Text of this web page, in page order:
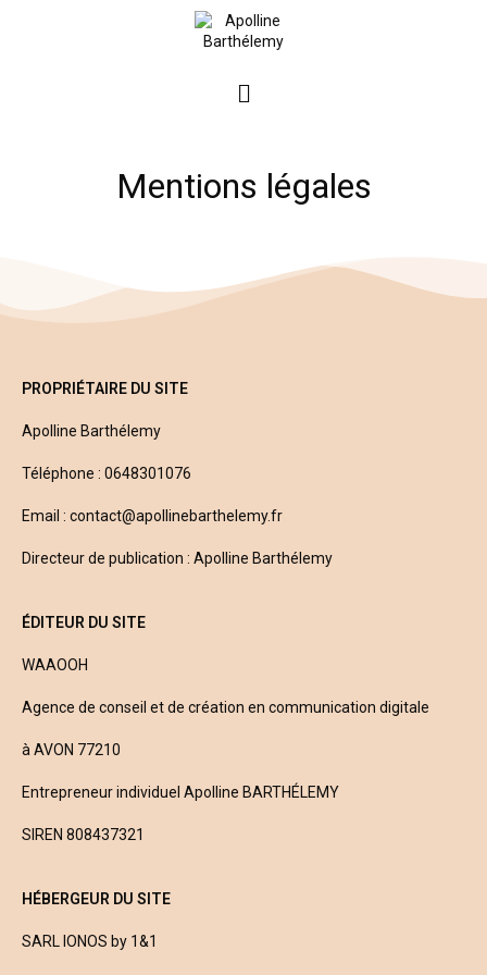
Mentions légales
PROPRIÉTAIRE DU SITE
Apolline Barthélemy
Téléphone : 0648301076
Email : contact@apollinebarthelemy.fr
Directeur de publication : Apolline Barthélemy
ÉDITEUR DU SITE
WAAOOH
Agence de conseil et de création en communication digitale
à AVON 77210
Entrepreneur individuel Apolline BARTHÉLEMY
SIREN 808437321
HÉBERGEUR DU SITE
SARL IONOS by 1&1